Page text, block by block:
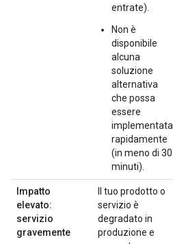
entrate).
Non è
disponibile
alcuna
soluzione
alternativa
che possa
essere
implementata
rapidamente
(in meno di 30
minuti).
Impatto
elevato:
servizio
gravemente
Il tuo prodotto o
servizio è
degradato in
produzione e